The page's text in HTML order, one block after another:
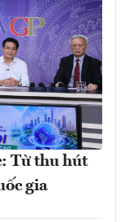
Từ thu hút
gia